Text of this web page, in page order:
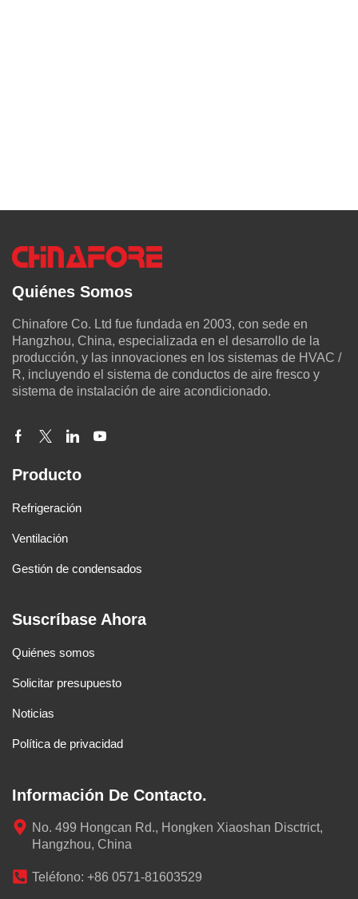
Quiénes Somos
Chinafore Co. Ltd fue fundada en 2003, con sede en
Hangzhou, China, especializada en el desarrollo de la
producción, y las innovaciones en los sistemas de HVAC /
R, incluyendo el sistema de conductos de aire fresco y
sistema de instalación de aire acondicionado.
Producto
Refrigeración
Ventilación
Gestión de condensados
Suscríbase Ahora
Quiénes somos
Solicitar presupuesto
Noticias
Política de privacidad
Información De Contacto.
No. 499 Hongcan Rd., Hongken Xiaoshan Disctrict,
Hangzhou, China
Teléfono: +86 0571-81603529